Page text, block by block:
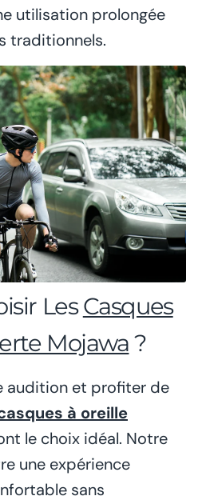
utilisation prolongée
traditionnels.
LesCasques
Mojawa ?
audition et profiter de
à oreille
le choix idéal. Notre
une expérience
sans